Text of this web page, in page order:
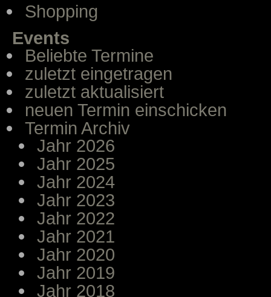
Shopping
Events
Beliebte Termine
zuletzt eingetragen
zuletzt aktualisiert
neuen Termin einschicken
Termin Archiv
Jahr 2026
Jahr 2025
Jahr 2024
Jahr 2023
Jahr 2022
Jahr 2021
Jahr 2020
Jahr 2019
Jahr 2018